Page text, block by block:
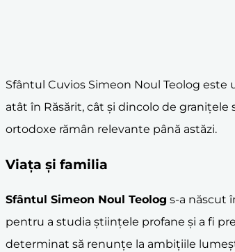
Sfântul Cuvios Simeon Noul Teolog
atât în Răsărit, cât și dincolo de
ortodoxe rămân relevante până astăzi.
Viața și familia
Sfântul Simeon Noul Teolog s-a născut
pentru a studia științele profane și a fi
determinat să renunțe la ambițiile